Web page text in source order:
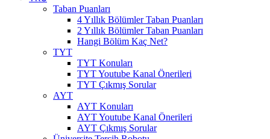
Taban Puanları
4 Yıllık Bölümler Taban Puanları
2 Yıllık Bölümler Taban Puanları
Hangi Bölüm Kaç Net?
TYT
TYT Konuları
TYT Youtube Kanal Önerileri
TYT Çıkmış Sorular
AYT
AYT Konuları
AYT Youtube Kanal Önerileri
AYT Çıkmış Sorular